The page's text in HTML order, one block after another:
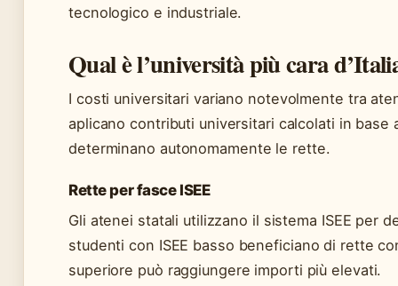
tecnologico e industriale.
Qual è l’università più cara
I costi universitari variano notevolmente tra
aplicano contributi universitari calcolati in base
determinano autonomamente le rette.
Rette per fasce ISEE
Gli atenei statali utilizzano il sistema ISEE per
studenti con ISEE basso beneficiano di rette
superiore può raggiungere importi più elevati.